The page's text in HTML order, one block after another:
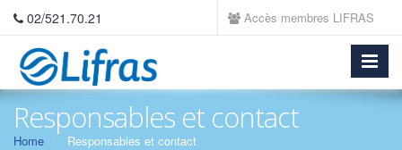
02/521.70.21 Accès membres LIFRAS
Responsables et contact
Home Responsables et contact